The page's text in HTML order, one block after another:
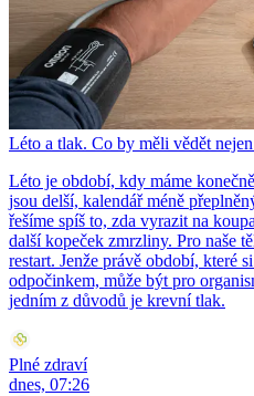
Léto a tlak. Co by měli vědět
Léto je období, kdy máme
jsou delší, kalendář méně
řešíme spíš to, zda vyrazit na
další kopeček zmrzliny. Pro naše
restart. Jenže právě období, které
odpočinkem, může být pro
jedním z důvodů je krevní tlak.
Plné zdraví
dnes, 07:26